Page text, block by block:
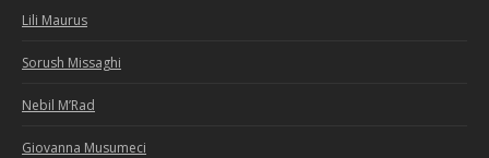
Lili Maurus
Sorush Missaghi
Nebil M’Rad
Giovanna Musumeci